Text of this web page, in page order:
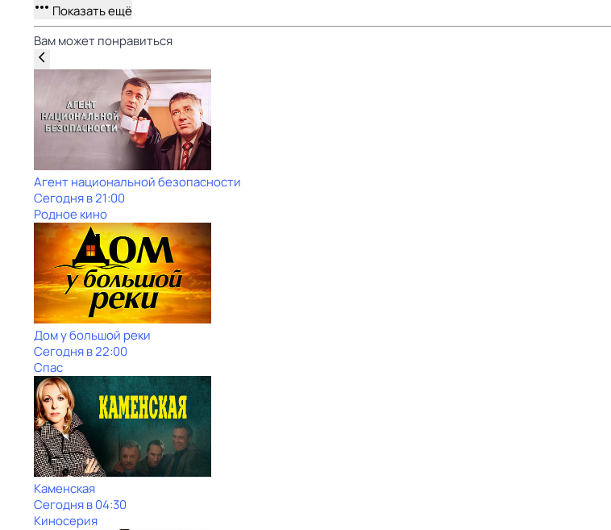
Показать ещё
Вам может понравиться
Агент национальной безопасности
Сегодня в 21:00
Родное кино
Дом у большой реки
Сегодня в 22:00
Спас
Каменская
Сегодня в 04:30
Киносерия